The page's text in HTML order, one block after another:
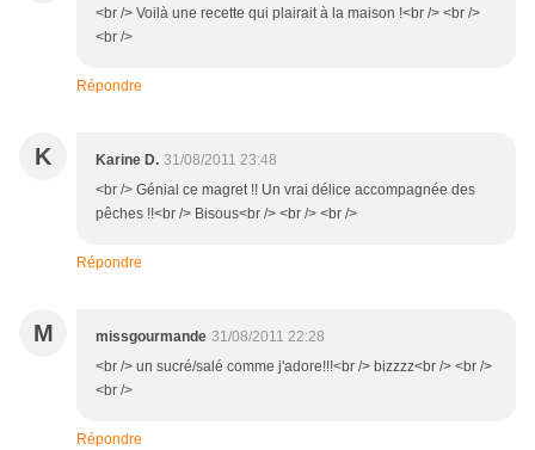
<br /> Voilà une recette qui plairait à la maison !<br /> <br />
<br />
Répondre
K Karine D. 31/08/2011 23:48
<br /> Génial ce magret !! Un vrai délice accompagnée des
pêches !!<br /> Bisous<br /> <br /> <br />
Répondre
M missgourmande 31/08/2011 22:28
<br /> un sucré/salé comme j'adore!!!<br /> bizzzz<br /> <br />
<br />
Répondre